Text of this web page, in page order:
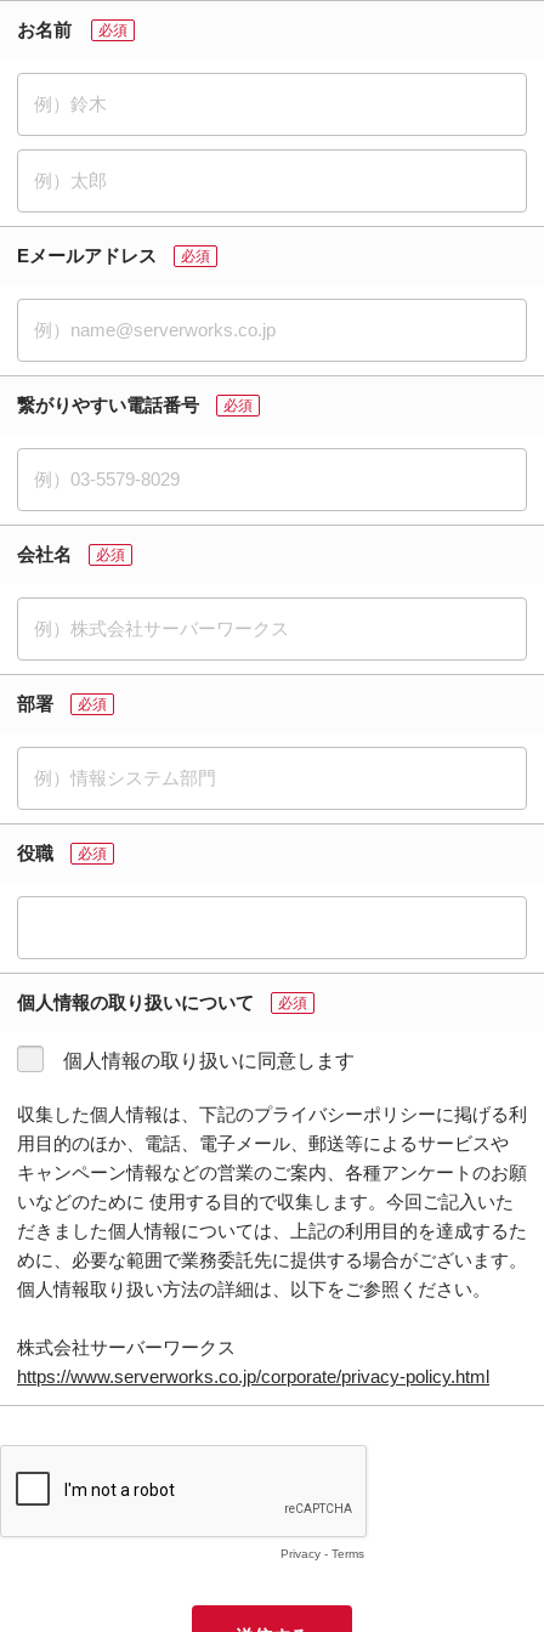
Eメールアドレス
繋がりやすい電話番号
会社名
部署
役職
個人情報の取り扱いについて
個人情報の取り扱いに同意します
収集した個人情報は、下記のプライバシーポリシーに掲げる利
用目的のほか、電話、電子メール、郵送等によるサービスや
キャンペーン情報などの営業のご案内、各種アンケートのお願
いなどのために 使用する目的で収集します。今回ご記入いた
だきました個人情報については、上記の利用目的を達成するた
めに、必要な範囲で業務委託先に提供する場合がございます。
個人情報取り扱い方法の詳細は、以下をご参照ください。
https://www.serverworks.co.jp/corporate/privacy-policy.html
Privacy - Terms